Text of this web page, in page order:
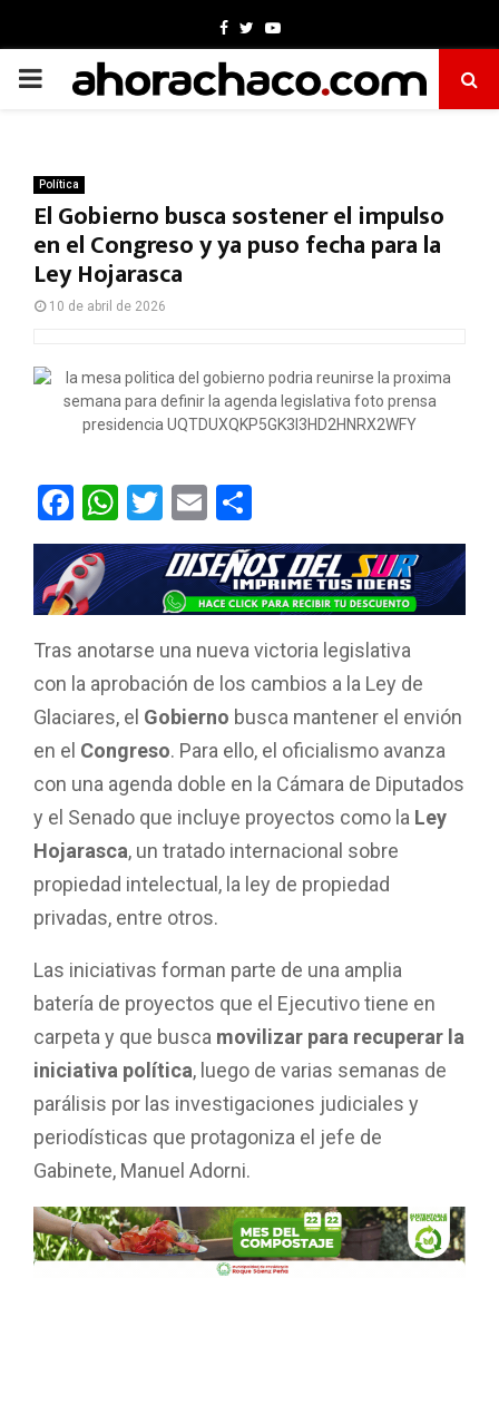
Facebook
TwitterYoutube
PRIMARY
Política
El Gobierno busca sostener el impulso
en el Congreso y ya puso fecha para la
Ley Hojarasca
10 de abril de 2026
F
a
ce
b
o
o
k
W
h
at
s
A
p
p
T
wi
tt
er
E
m
ail
o
m
p
ar
tir
Tras anotarse una nueva victoria legislativa
con la aprobación de los cambios a la Ley de
Glaciares, el Gobierno busca mantener el envión
en el Congreso. Para ello, el oficialismo avanza
con una agenda doble en la Cámara de Diputados
y el Senado que incluye proyectos como la Ley
Hojarasca, un tratado internacional sobre
propiedad intelectual, la ley de propiedad
privadas, entre otros.
Las iniciativas forman parte de una amplia
batería de proyectos que el Ejecutivo tiene en
carpeta y que busca movilizar para recuperar la
iniciativa política, luego de varias semanas de
parálisis por las investigaciones judiciales y
periodísticas que protagoniza el jefe de
Gabinete, Manuel Adorni.